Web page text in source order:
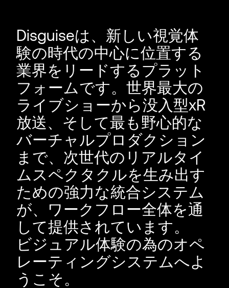
Disguiseは、新しい視覚体
験の時代の中心に位置する
業界をリードするプラット
フォームです。世界最大の
ライブショーから没入型xR
放送、そして最も野心的な
バーチャルプロダクション
まで、次世代のリアルタイ
ムスペクタクルを生み出す
ための強力な統合システム
が、ワークフロー全体を通
して提供されています。
ビジュアル体験の為のオペ
レーティングシステムへよ
うこそ。